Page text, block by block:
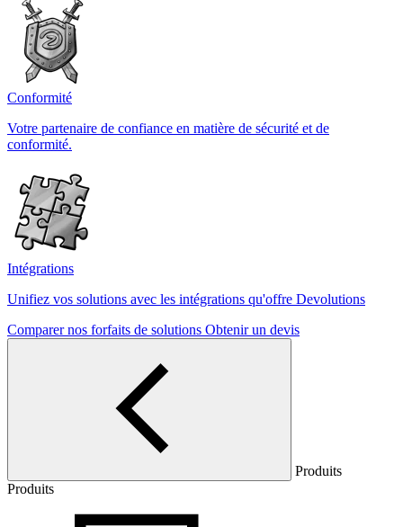
Conformité
Votre partenaire de confiance en matière de sécurité et de
conformité.
Intégrations
Unifiez vos solutions avec les intégrations qu'offre Devolutions
Comparer nos forfaits de solutions Obtenir un devis
Produits
Produits